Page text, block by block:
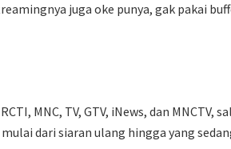
juga oke punya, gak pakai
MNC, TV, GTV, iNews, dan MNCTV,
dari siaran ulang hingga yang